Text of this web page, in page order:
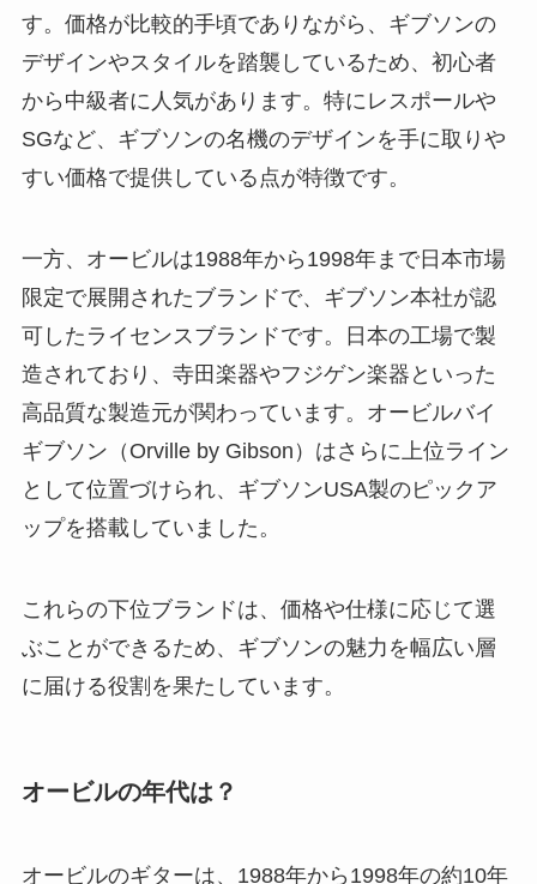
す。価格が比較的手頃でありながら、ギブソンの
デザインやスタイルを踏襲しているため、初心者
から中級者に人気があります。特にレスポールや
SGなど、ギブソンの名機のデザインを手に取りや
すい価格で提供している点が特徴です。
一方、オービルは1988年から1998年まで日本市場
限定で展開されたブランドで、ギブソン本社が認
可したライセンスブランドです。日本の工場で製
造されており、寺田楽器やフジゲン楽器といった
高品質な製造元が関わっています。オービルバイ
ギブソン（Orville by Gibson）はさらに上位ライン
として位置づけられ、ギブソンUSA製のピックア
ップを搭載していました。
これらの下位ブランドは、価格や仕様に応じて選
ぶことができるため、ギブソンの魅力を幅広い層
に届ける役割を果たしています。
オービルの年代は？
オービルのギターは、1988年から1998年の約10年